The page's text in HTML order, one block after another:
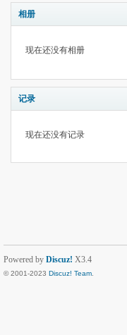
相册
现在还没有相册
记录
现在还没有记录
Powered by Discuz! X3.4
© 2001-2023 Discuz! Team